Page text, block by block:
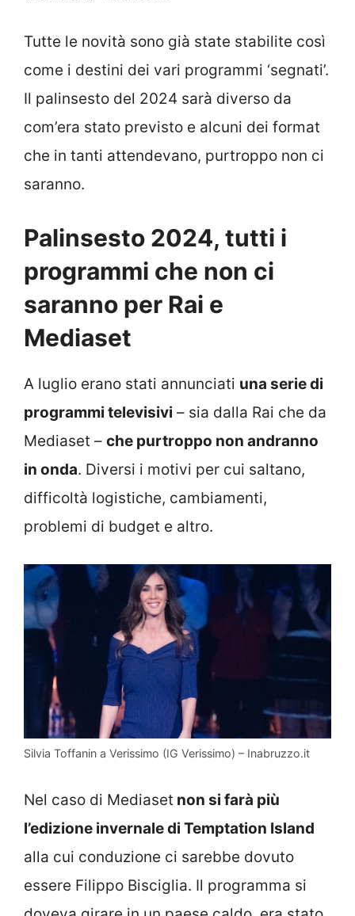
Tutte le novità sono già state stabilite così
come i destini dei vari programmi ‘segnati’.
Il palinsesto del 2024 sarà diverso da
com’era stato previsto e alcuni dei format
che in tanti attendevano, purtroppo non ci
saranno.
Palinsesto 2024, tutti i
programmi che non ci
saranno per Rai e
Mediaset
A luglio erano stati annunciati una serie di
programmi televisivi – sia dalla Rai che da
Mediaset – che purtroppo non andranno
in onda. Diversi i motivi per cui saltano,
difficoltà logistiche, cambiamenti,
problemi di budget e altro.
Silvia Toffanin a Verissimo (IG Verissimo) – Inabruzzo.it
Nel caso di Mediaset non si farà più
l’edizione invernale di Temptation Island
alla cui conduzione ci sarebbe dovuto
essere Filippo Bisciglia. Il programma si